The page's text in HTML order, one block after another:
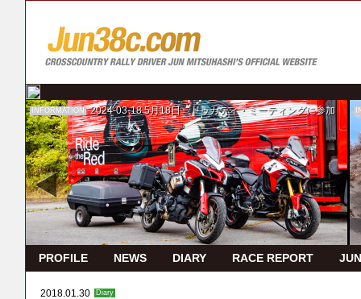
INFORMATION 2024-03-18 5月18日 ドゥカティ・ミーティングに参加
PROFILE NEWS DIARY RACE REPORT
2018.01.30 Diary